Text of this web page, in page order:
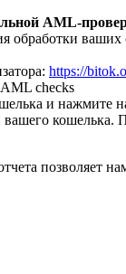
AML-
обработки
https://
checks
и нажмите
вашего
позволяет